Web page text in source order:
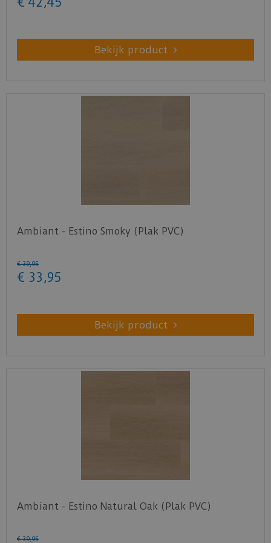
Bekijk product
Ambiant - Estino Smoky (Plak PVC)
€ 39,95
€ 33 ,95
Bekijk product
Ambiant - Estino Natural Oak (Plak PVC)
€ 39,95